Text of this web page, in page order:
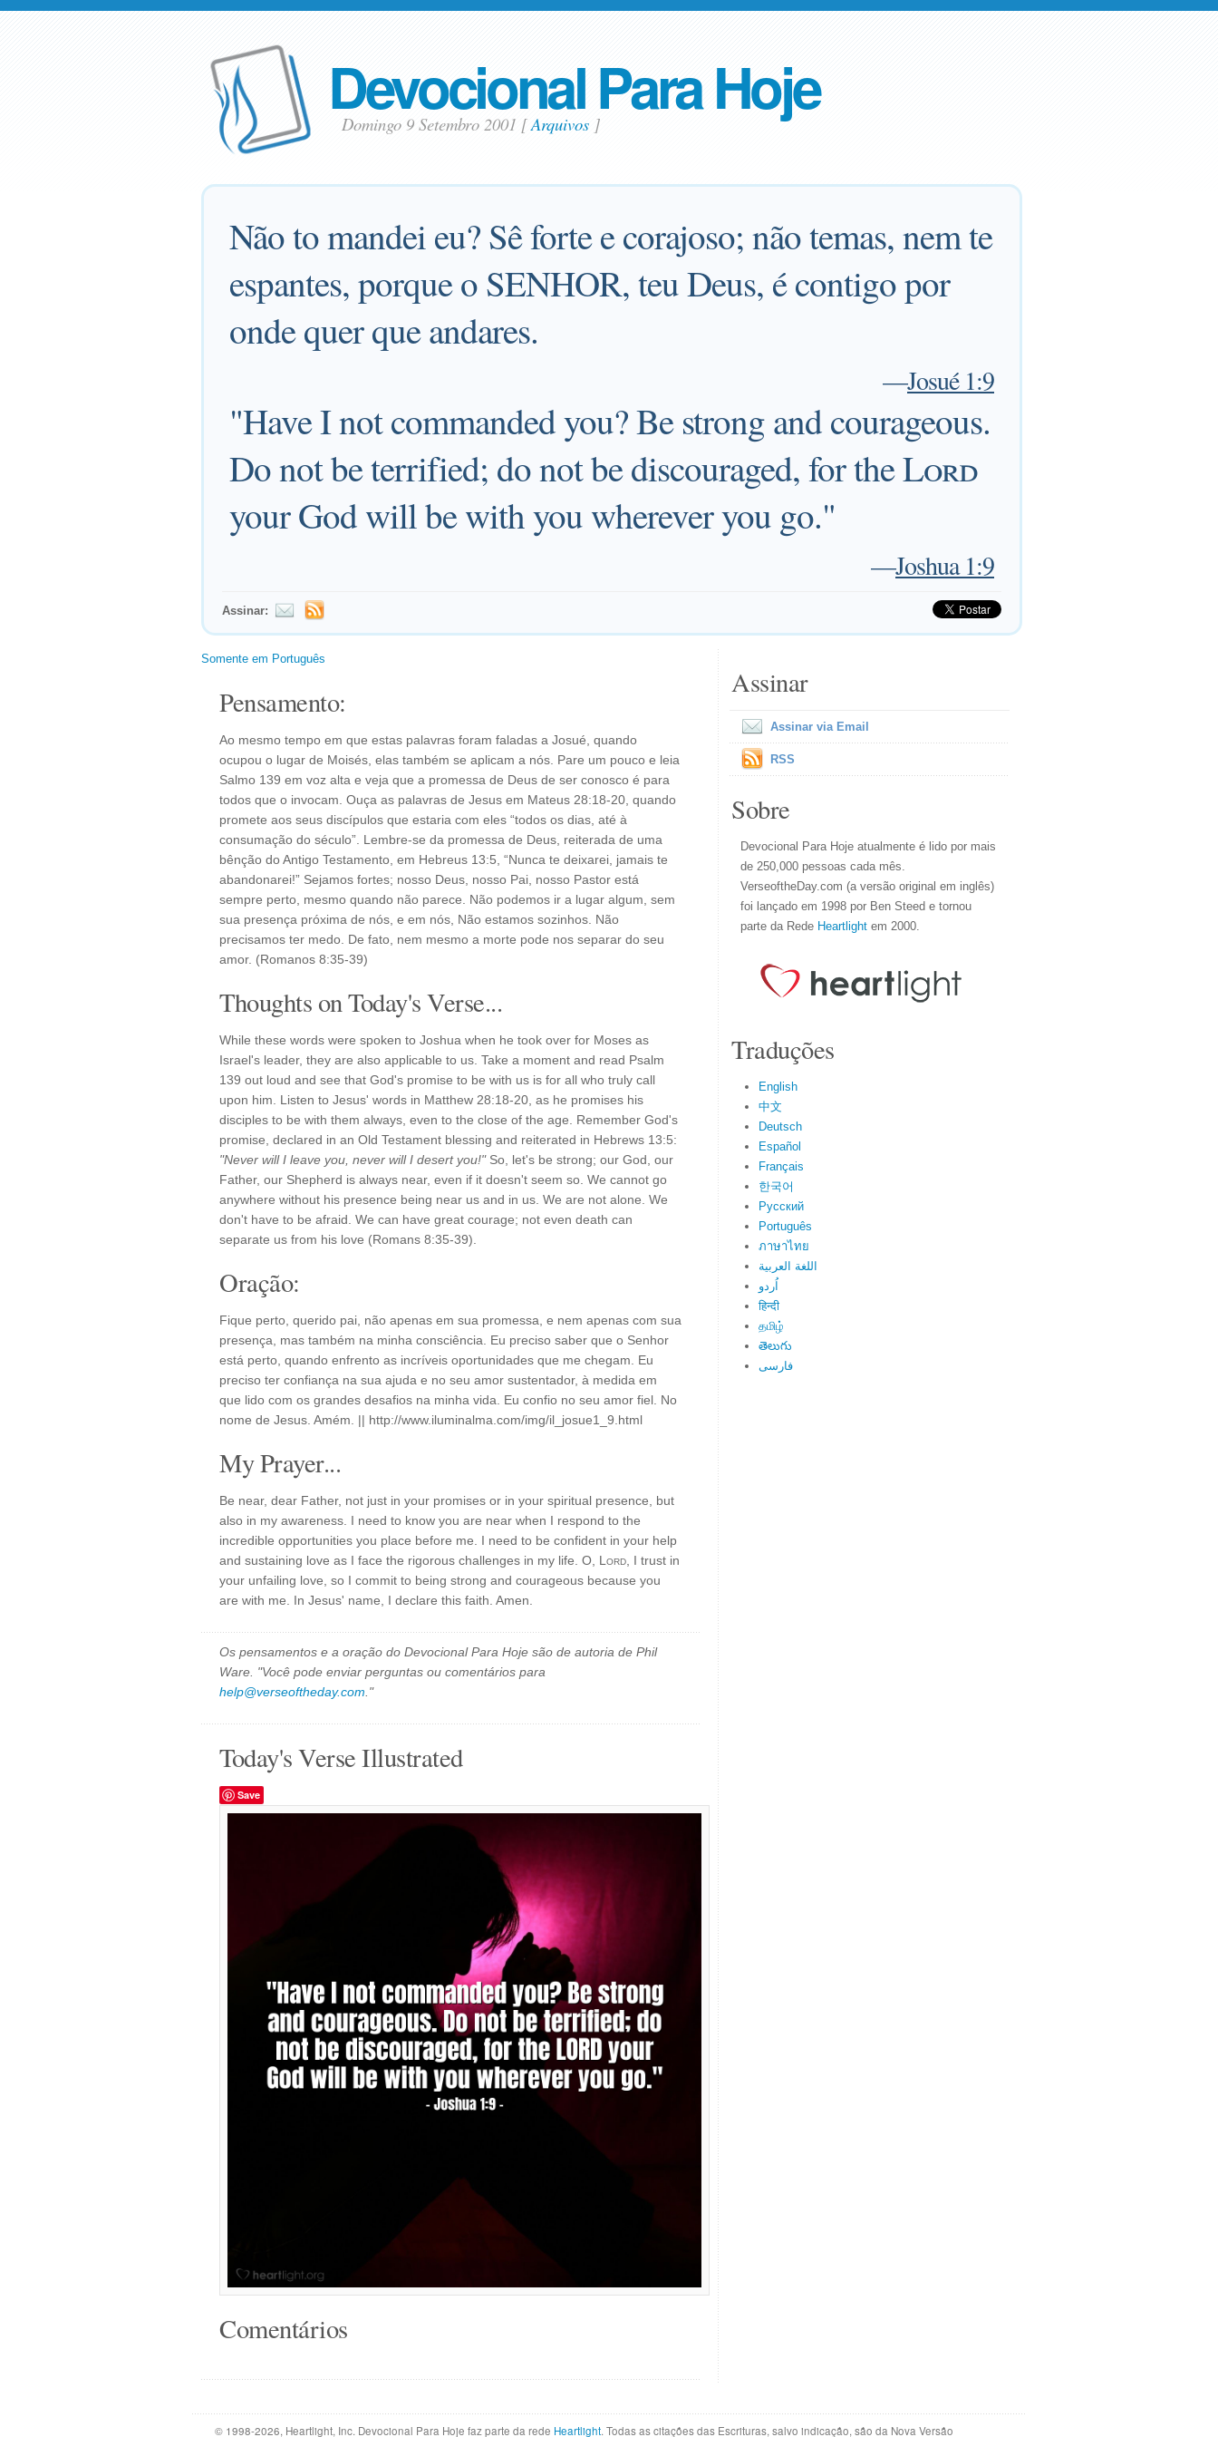
Devocional Para Hoje
Domingo 9 Setembro 2001 [Arquivos]
Não to mandei eu? Sê forte e corajoso; não temas, nem te
espantes, porque o SENHOR, teu Deus, é contigo por
onde quer que andares.
—Josué 1:9
"Have I not commanded you? Be strong and courageous.
Do not be terrified; do not be discouraged, for theLord
your God will be with you wherever you go."
—Joshua 1:9
Assinar:
Somente em Português
Pensamento:
Ao mesmo tempo em que estas palavras foram faladas a Josué, quando
ocupou o lugar de Moisés, elas também se aplicam a nós. Pare um pouco e leia
Salmo 139 em voz alta e veja que a promessa de Deus de ser conosco é para
todos que o invocam. Ouça as palavras de Jesus em Mateus 28:18-20, quando
promete aos seus discípulos que estaria com eles “todos os dias, até à
consumação do século”. Lembre-se da promessa de Deus, reiterada de uma
bênção do Antigo Testamento, em Hebreus 13:5, “Nunca te deixarei, jamais te
abandonarei!” Sejamos fortes; nosso Deus, nosso Pai, nosso Pastor está
sempre perto, mesmo quando não parece. Não podemos ir a lugar algum, sem
sua presença próxima de nós, e em nós, Não estamos sozinhos. Não
precisamos ter medo. De fato, nem mesmo a morte pode nos separar do seu
amor. (Romanos 8:35-39)
Thoughts on Today's Verse...
While these words were spoken to Joshua when he took over for Moses as
Israel's leader, they are also applicable to us. Take a moment and read Psalm
139 out loud and see that God's promise to be with us is for all who truly call
upon him. Listen to Jesus' words in Matthew 28:18-20, as he promises his
disciples to be with them always, even to the close of the age. Remember God's
promise, declared in an Old Testament blessing and reiterated in Hebrews 13:5:
"Never will I leave you, never will I desert you!"So, let's be strong; our God, our
Father, our Shepherd is always near, even if it doesn't seem so. We cannot go
anywhere without his presence being near us and in us. We are not alone. We
don't have to be afraid. We can have great courage; not even death can
separate us from his love (Romans 8:35-39).
Oração:
Fique perto, querido pai, não apenas em sua promessa, e nem apenas com sua
presença, mas também na minha consciência. Eu preciso saber que o Senhor
está perto, quando enfrento as incríveis oportunidades que me chegam. Eu
preciso ter confiança na sua ajuda e no seu amor sustentador, à medida em
que lido com os grandes desafios na minha vida. Eu confio no seu amor fiel. No
nome de Jesus. Amém. || http://www.iluminalma.com/img/il_josue1_9.html
My Prayer...
Be near, dear Father, not just in your promises or in your spiritual presence, but
also in my awareness. I need to know you are near when I respond to the
incredible opportunities you place before me. I need to be confident in your help
and sustaining love as I face the rigorous challenges in my life. O, Lord , I trust in
your unfailing love, so I commit to being strong and courageous because you
are with me. In Jesus' name, I declare this faith. Amen.
Os pensamentos e a oração do Devocional Para Hoje são de autoria de Phil
Ware. "Você pode enviar perguntas ou comentários para
help@verseoftheday.com ."
Today's Verse Illustrated
Save
Comentários
Assinar
Assinar via Email
RSS
Sobre
Devocional Para Hoje atualmente é lido por mais
de 250,000 pessoas cada mês.
VerseoftheDay.com (a versão original em inglês)
foi lançado em 1998 por Ben Steed e tornou
parte da Rede Heartlight em 2000.
Traduções
English
中文
Deutsch
Español
Français
한국어
Русский
Português
ภาษาไทย
اللغة العربية
اُردو
हिन्दी
தமிழ்
తెలుగు
فارسی
© 1998-2026, Heartlight, Inc. Devocional Para Hoje faz parte da rede Heartlight. Todas as citações das Escrituras, salvo indicação, são da Nova Versão